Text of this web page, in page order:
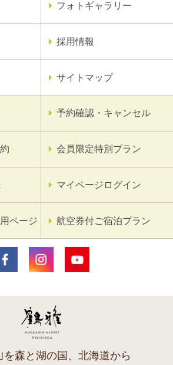
フォトギャラリー
採用情報
サイトマップ
予約確認・キャンセル
会員限定特別プラン
マイページログイン
ページ 航空券付ご宿泊プラン
を森と湖の国、北海道から